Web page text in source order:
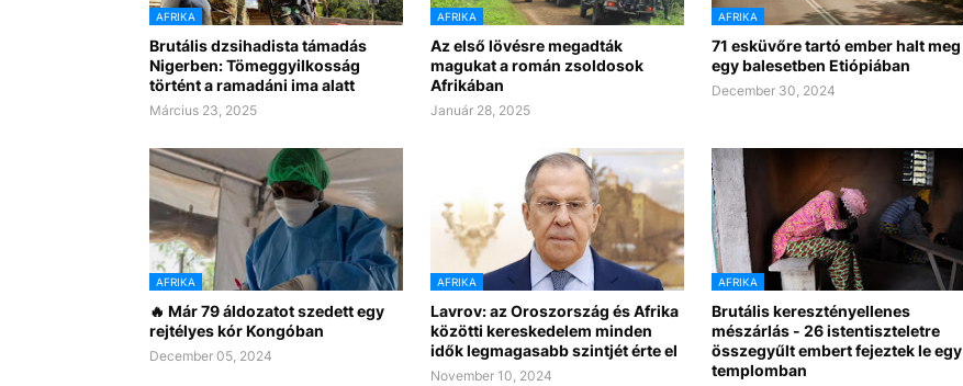
AFRIKA
Brutális dzsihadista támadás
Nigerben: Tömeggyilkosság
történt a ramadáni ima alatt
Március 23, 2025
AFRIKA
Az első lövésre megadták
magukat a román zsoldosok
Afrikában
Január 28, 2025
AFRIKA
71 esküvőre tartó ember halt meg
egy balesetben Etiópiában
December 30, 2024
AFRIKA
🔥 Már 79 áldozatot szedett egy
rejtélyes kór Kongóban
December 05, 2024
AFRIKA
Lavrov: az Oroszország és Afrika
közötti kereskedelem minden
idők legmagasabb szintjét érte el
November 10, 2024
AFRIKA
Brutális keresztényellenes
mészárlás - 26 istentiszteletre
összegyűlt embert fejeztek le egy
templomban